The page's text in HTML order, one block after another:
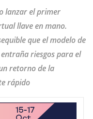
lanzar el primer
llave en mano.
que el modelo de
riesgos para el
retorno de la
rápido